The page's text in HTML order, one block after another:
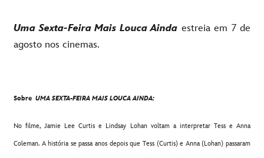
Uma Sexta-Feira Mais Louca Ainda estreia em 7 de
agosto nos cinemas.
Sobre UMA SEXTA-FEIRA MAIS LOUCA AINDA:
No filme, Jamie Lee Curtis e Lindsay Lohan voltam a interpretar Tess e Anna
Coleman. A história se passa anos depois que Tess (Curtis) e Anna (Lohan) passaram